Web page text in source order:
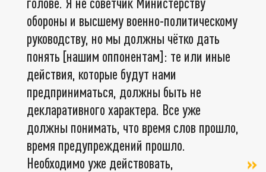
обороны и высшему военно-политическому
руководству, но мы должны чётко дать
понять [нашим оппонентам]: те или иные
действия, которые будут нами
предприниматься, должны быть не
декларативного характера. Все уже
должны понимать, что время слов прошло,
время предупреждений прошло.
Необходимо уже действовать,